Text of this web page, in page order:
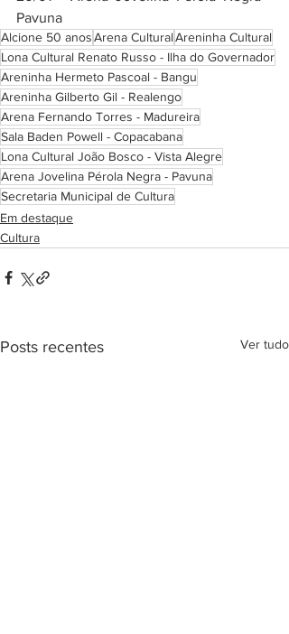
Pavuna
Alcione 50 anosArena CulturalAreninha Cultural
Lona Cultural Renato Russo - Ilha do Governador
Areninha Hermeto Pascoal - Bangu
Areninha Gilberto Gil - Realengo
Arena Fernando Torres - Madureira
Sala Baden Powell - Copacabana
Lona Cultural João Bosco - Vista Alegre
Arena Jovelina Pérola Negra - Pavuna
Secretaria Municipal de Cultura
Em destaque
Cultura
Posts recentes Ver tudo